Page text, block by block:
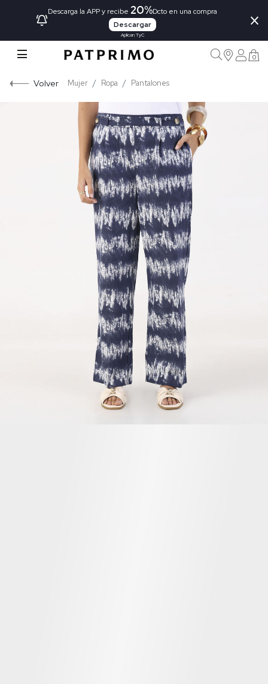
Descarga la APP y recibe 20%Dcto en una compra
Descargar
Aplican TyC
×
0
Volver Mujer Ropa Pantalones